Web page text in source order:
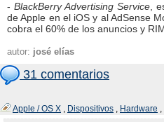
-BlackBerry Advertising Service ,
de Apple en el iOS y al AdSense
cobra el 60% de los anuncios y
autor: josé elías
31 comentarios
Apple / OS X , Dispositivos , Hardware ,